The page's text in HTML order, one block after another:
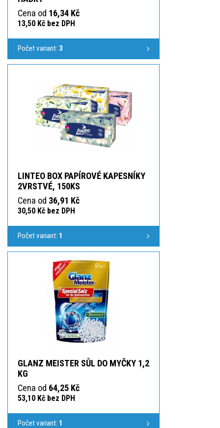
Cena od 16,34 Kč
13,50 Kč bez DPH
Počet variant: 3
LINTEO BOX PAPÍROVÉ KAPESNÍKY
2VRSTVÉ, 150KS
Cena od 36,91 Kč
30,50 Kč bez DPH
Počet variant: 1
GLANZ MEISTER SŮL DO MYČKY 1,2
KG
Cena od 64,25 Kč
53,10 Kč bez DPH
Počet variant: 1